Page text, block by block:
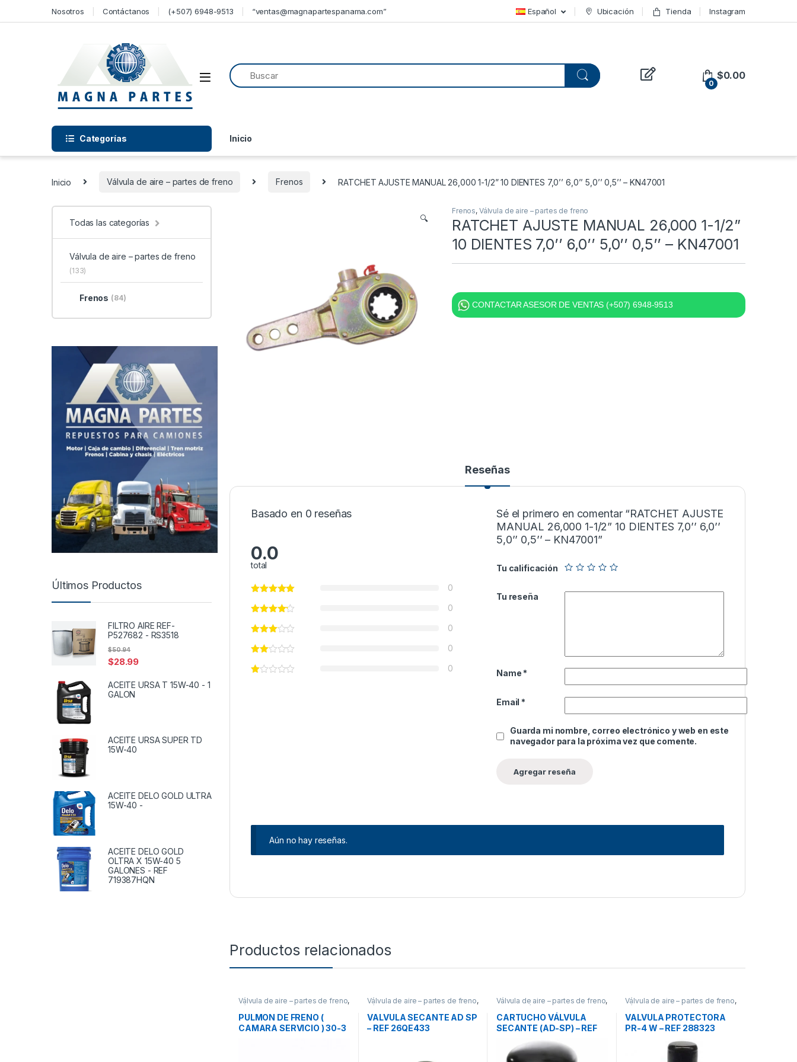
Nosotros Contáctanos (+507) 6948-9513 “ventas@magnapartespanama.com” Español Ubicación Tienda Instagram
0
$0.00
Categorías Inicio
Inicio Válvula de aire – partes de freno Frenos RATCHET AJUSTE MANUAL 26,000 1-1/2” 10 DIENTES 7,0’’ 6,0’’ 5,0’’ 0,5’’ – KN47001
🔍
Frenos, Válvula de aire – partes de freno
RATCHET AJUSTE MANUAL 26,000 1-1/2”
10 DIENTES 7,0’’ 6,0’’ 5,0’’ 0,5’’ – KN47001
CONTACTAR ASESOR DE VENTAS (+507) 6948-9513
Reseñas
Basado en 0 reseñas
0.0
total
0
0
0
0
0
Sé el primero en comentar “RATCHET AJUSTE
MANUAL 26,000 1-1/2” 10 DIENTES 7,0’’ 6,0’’
5,0’’ 0,5’’ – KN47001”
Tu calificación
Tu reseña
Name *
Email *
Guarda mi nombre, correo electrónico y web en este
navegador para la próxima vez que comente.
Aún no hay reseñas.
Productos relacionados
Válvula de aire – partes de freno,
Válvulas
PULMON DE FRENO (
CAMARA SERVICIO ) 30-3
Válvula de aire – partes de freno,
Válvulas
VALVULA SECANTE AD SP
– REF 26QE433
Válvula de aire – partes de freno,
Válvulas
CARTUCHO VÁLVULA
SECANTE (AD-SP) – REF
Válvula de aire – partes de freno,
Válvulas
VALVULA PROTECTORA
PR-4 W – REF 288323
Todas las categorías
Válvula de aire – partes de freno
(133)
Frenos (84)
Últimos Productos
FILTRO AIRE REF-
P527682 - RS3518
$28.99
$50.94
ACEITE URSA T 15W-40 - 1
GALON
ACEITE URSA SUPER TD
15W-40
ACEITE DELO GOLD ULTRA
15W-40 -
ACEITE DELO GOLD
OLTRA X 15W-40 5
GALONES - REF
719387HQN